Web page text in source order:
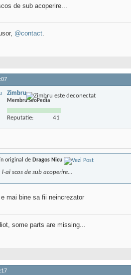
de sub acoperire...
@contact.
Zimbru
Membru SeoPedia
Reputatie: 41
original de Dragos Nicu
l-ai scos de sub acoperire...
mai bine sa fii neincrezator
some parts are missing...